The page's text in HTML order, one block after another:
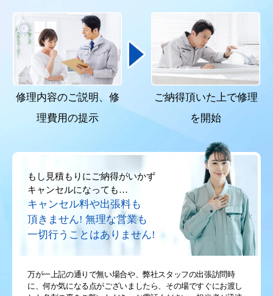
クリーンライフは必ず作業に入る前に修理内容を
ご説明し、確定した修理費用をご提示致します。